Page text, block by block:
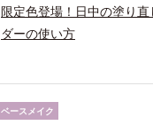
限定色登場！日中の塗り直
ダーの使い方
ベースメイク